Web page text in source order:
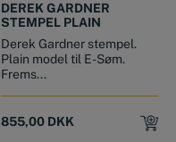
DEREK GARDNER
STEMPEL PLAIN
Derek Gardner stempel.
Plain model til E-Søm.
Frems...
855,00 DKK